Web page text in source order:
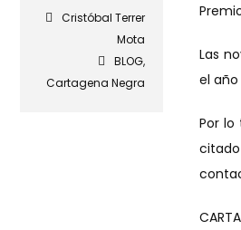
Cristóbal Terrer
Mota
BLOG,
Cartagena Negra
Las
el año
Por lo